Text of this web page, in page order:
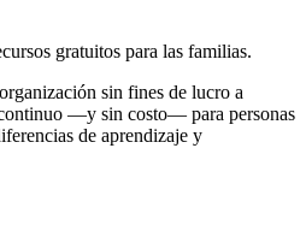
gratuitos para las familias.
sin fines de lucro a
—y sin costo— para personas
de aprendizaje y